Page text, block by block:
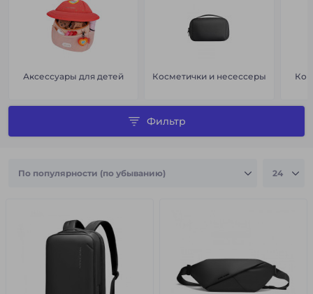
Аксессуары для детей Косметички и несессеры
Фильтр